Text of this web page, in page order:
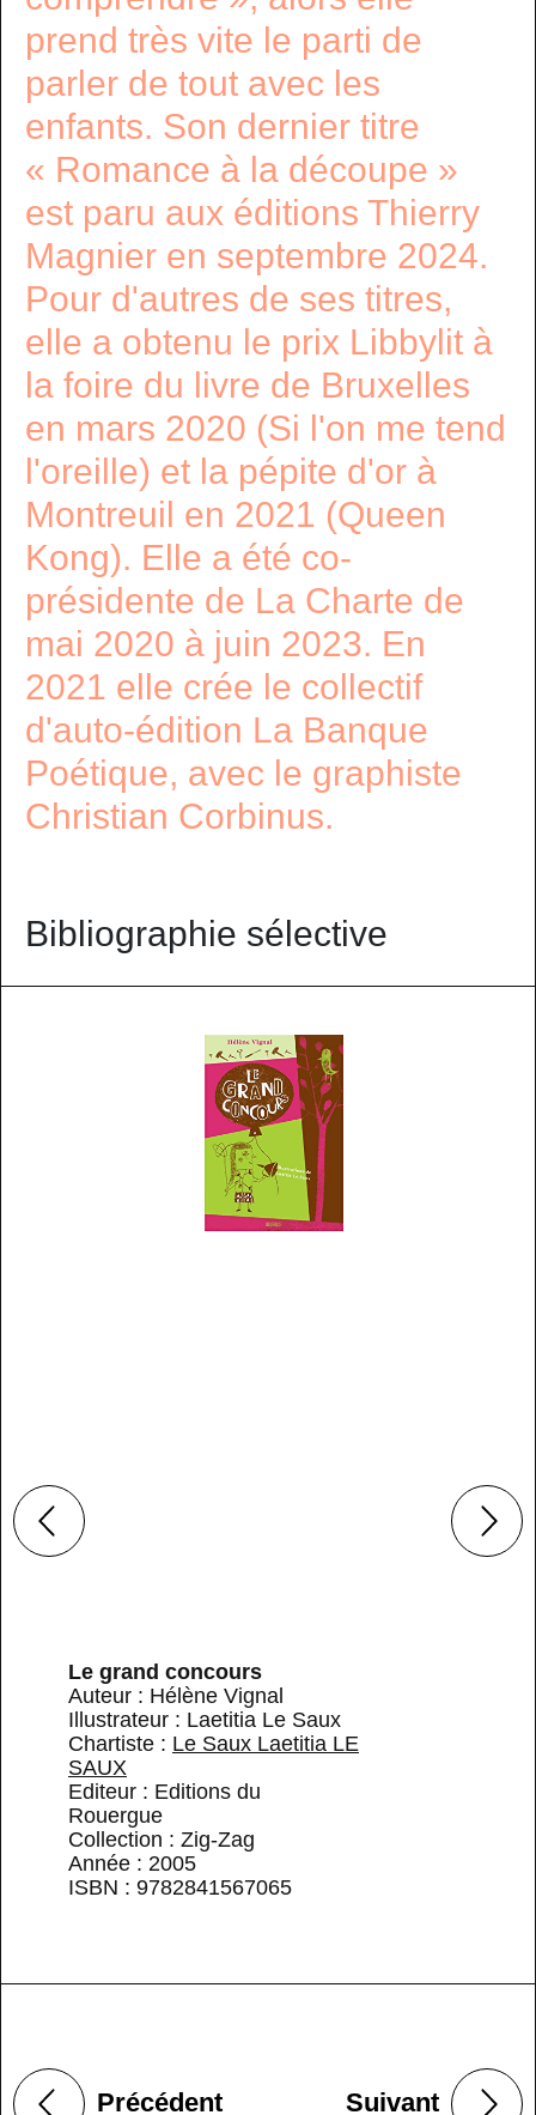
prend très vite le parti de
parler de tout avec les
enfants. Son dernier titre
« Romance à la découpe »
est paru aux éditions Thierry
Magnier en septembre 2024.
Pour d'autres de ses titres,
elle a obtenu le prix Libbylit à
la foire du livre de Bruxelles
en mars 2020 (Si l'on me tend
l'oreille) et la pépite d'or à
Montreuil en 2021 (Queen
Kong). Elle a été co-
présidente de La Charte de
mai 2020 à juin 2023. En
2021 elle crée le collectif
d'auto-édition La Banque
Poétique, avec le graphiste
Christian Corbinus.
Bibliographie sélective
Le grand concours
Auteur : Hélène Vignal
Illustrateur : Laetitia Le Saux
Chartiste : Le Saux Laetitia LE
SAUX
Editeur : Editions du
Rouergue
Collection : Zig-Zag
Année : 2005
ISBN : 9782841567065
Précédent Suivant